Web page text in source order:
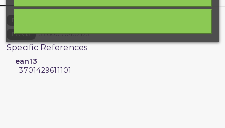
Reference
EAN13 3760090457173
Specific References
ean13
3701429611101